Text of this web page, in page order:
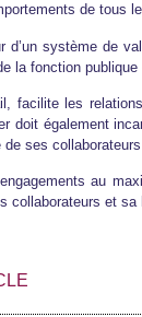
de
d’un système de
la fonction
facilite les
doit également
ses
au
collaborateurs et sa